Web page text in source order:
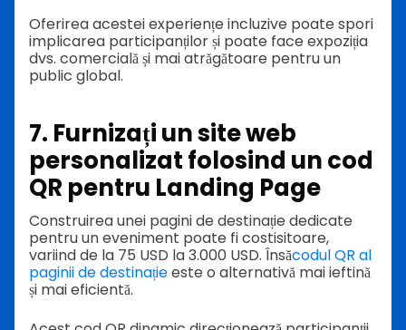
Oferirea acestei experiențe incluzive poate spori
implicarea participanților și poate face expoziția
dvs. comercială și mai atrăgătoare pentru un
public global.
7. Furnizați un site web
personalizat folosind un cod
QR pentru Landing Page
Construirea unei pagini de destinație dedicate
pentru un eveniment poate fi costisitoare,
variind de la 75 USD la 3.000 USD. Însăcodul QR al
paginii de destinațieeste o alternativă mai ieftină
și mai eficientă.